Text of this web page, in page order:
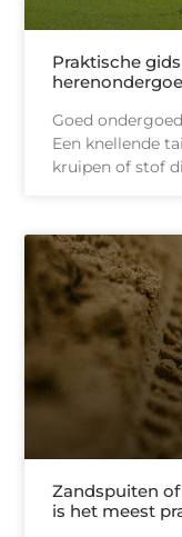
Praktische
Goed
Een knellende
kruipen of stof
Zandspuiten
is het meest